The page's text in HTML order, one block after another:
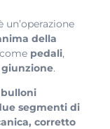
un’operazione
della
pedali,
.
bulloni
segmenti di
corretto